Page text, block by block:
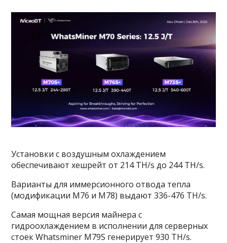
Установки с воздушным охлаждением
обеспечивают хешрейт от 214 TH/s до 244 TH/s.
Варианты для иммерсионного отвода тепла
(модификации M76 и M78) выдают 336-476 TH/s.
Самая мощная версия майнера с
гидроохлаждением в исполнении для серверных
стоек Whatsminer M79S генерирует 930 TH/s.